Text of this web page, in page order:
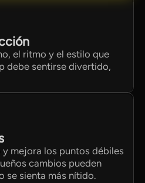
el ritmo y el estilo que
debe sentirse divertido,
mejora los puntos débiles
cambios pueden
se sienta más nítido.